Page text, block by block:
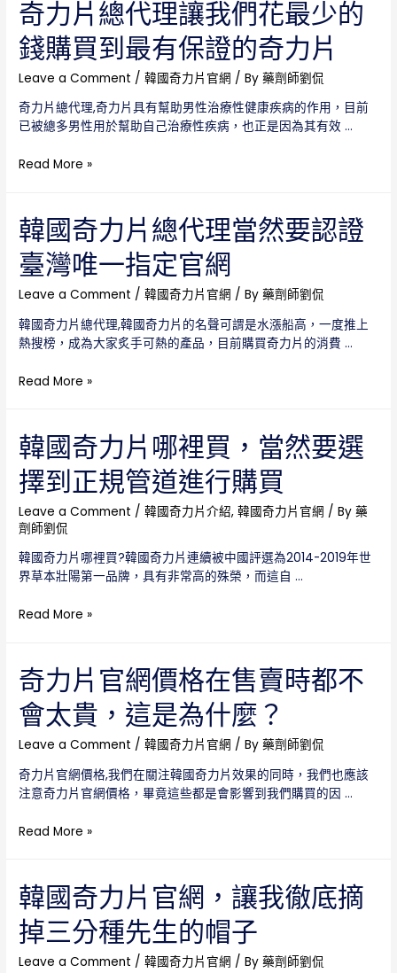
格
買
到
最
真
的
正
官
網
嗎？
當
有，
非
多，
正
品
官
網
只
有
一
奇力片總代理讓我們花最少的
錢購買到最有保證的奇力片
Leave a Comment /韓國奇力片官網 / By藥劑師劉侃
奇力片總代理,奇力片具有幫助男性治療性健康疾病的作用，目前
已被總多男性用於幫助自己治療性疾病，也正是因為其有效 …
奇
總
代
理
讓
我
花
最
的
買
到
最
有
保
證
的
奇
片
Read More »
韓國奇力片總代理當然要認證
臺灣唯一指定官網
Leave a Comment /韓國奇力片官網 / By藥劑師劉侃
韓國奇力片總代理,韓國奇力片的名聲可謂是水漲船高，一度推上
熱搜榜，成為大家炙手可熱的產品，目前購買奇力片的消費 …
韓
力
片
總
代
理
當
然
要
認
臺
一
指
定
網
Read More »
韓國奇力片哪裡買，當然要選
擇到正規管道進行購買
Leave a Comment /韓國奇力片介紹,韓國奇力片官網 / By藥
劑師劉侃
韓國奇力片哪裡買?韓國奇力片連續被中國評選為2014-2019年世
界草本壯陽第一品牌，具有非常高的殊榮，而這自 …
韓
力
片
哪
裡
買，
然
要
擇
規
管
道
進
行
Read More »
奇力片官網價格在售賣時都不
會太貴，這是為什麼？
Leave a Comment /韓國奇力片官網 / By藥劑師劉侃
奇力片官網價格,我們在關注韓國奇力片效果的同時，我們也應該
注意奇力片官網價格，畢竟這些都是會影響到我們購買的因 …
奇
官
網
價
格
在
Read More »
韓國奇力片官網，讓我徹底摘
掉三分種先生的帽子
Leave a Comment /韓國奇力片官網 / By藥劑師劉侃